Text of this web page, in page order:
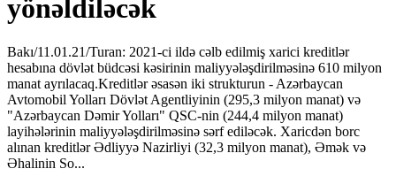
yönəldiləcək
Bakı/11.01.21/Turan: 2021-ci ildə cəlb edilmiş xarici kreditlər
hesabına dövlət büdcəsi kəsirinin maliyyələşdirilməsinə 610 milyon
manat ayrılacaq.Kreditlər əsasən iki strukturun - Azərbaycan
Avtomobil Yolları Dövlət Agentliyinin (295,3 milyon manat) və
"Azərbaycan Dəmir Yolları" QSC-nin (244,4 milyon manat)
layihələrinin maliyyələşdirilməsinə sərf ediləcək. Xaricdən borc
alınan kreditlər Ədliyyə Nazirliyi (32,3 milyon manat), Əmək və
Əhalinin So...